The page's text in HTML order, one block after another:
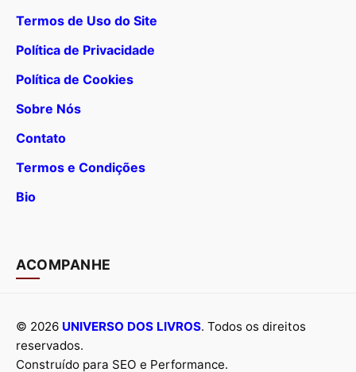
Termos de Uso do Site
Política de Privacidade
Política de Cookies
Sobre Nós
Contato
Termos e Condições
Bio
ACOMPANHE
© 2026 UNIVERSO DOS LIVROS. Todos os direitos
reservados.
Construído para SEO e Performance.